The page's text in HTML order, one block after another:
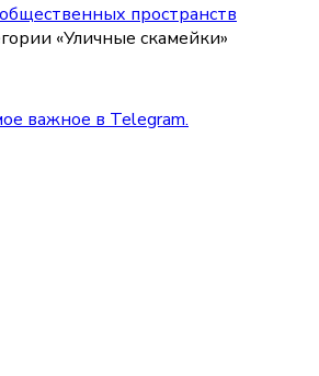
пространств
«Уличные скамейки»
важное в Telegram.